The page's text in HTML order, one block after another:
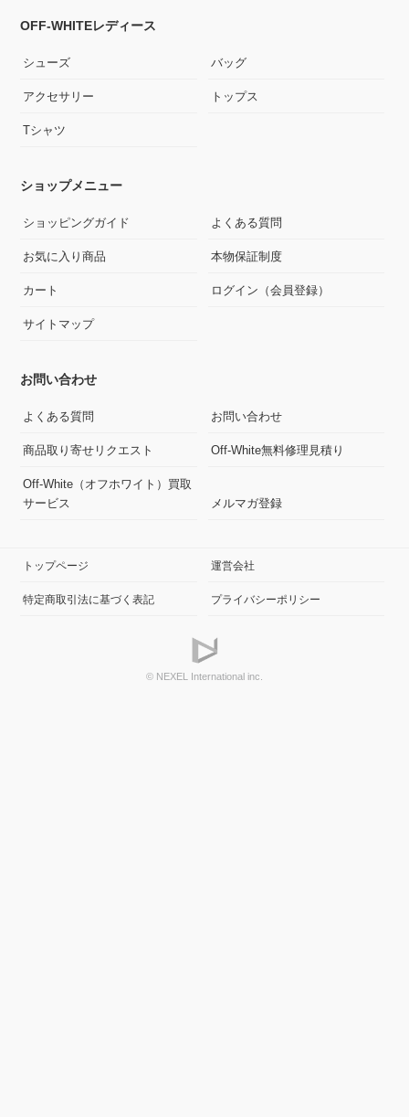
OFF-WHITEレディース
シューズ バッグ
アクセサリー トップス
Tシャツ
ショップメニュー
ショッピングガイド よくある質問
お気に入り商品 本物保証制度
カート ログイン（会員登録）
サイトマップ
お問い合わせ
よくある質問 お問い合わせ
商品取り寄せリクエスト Off-White無料修理見積り
Off-White（オフホワイト）買取
サービス
メルマガ登録
トップページ 運営会社
特定商取引法に基づく表記 プライバシーポリシー
© NEXEL International inc.